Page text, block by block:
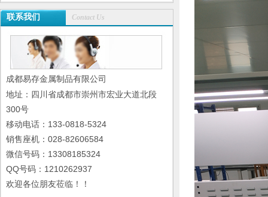
联系我们 Contact Us
成都易存金属制品有限公司
地址：四川省成都市崇州市宏业大道北段
300号
移动电话：133-0818-5324
销售座机：028-82606584
微信号码：13308185324
QQ号码：1210262937
欢迎各位朋友莅临！！